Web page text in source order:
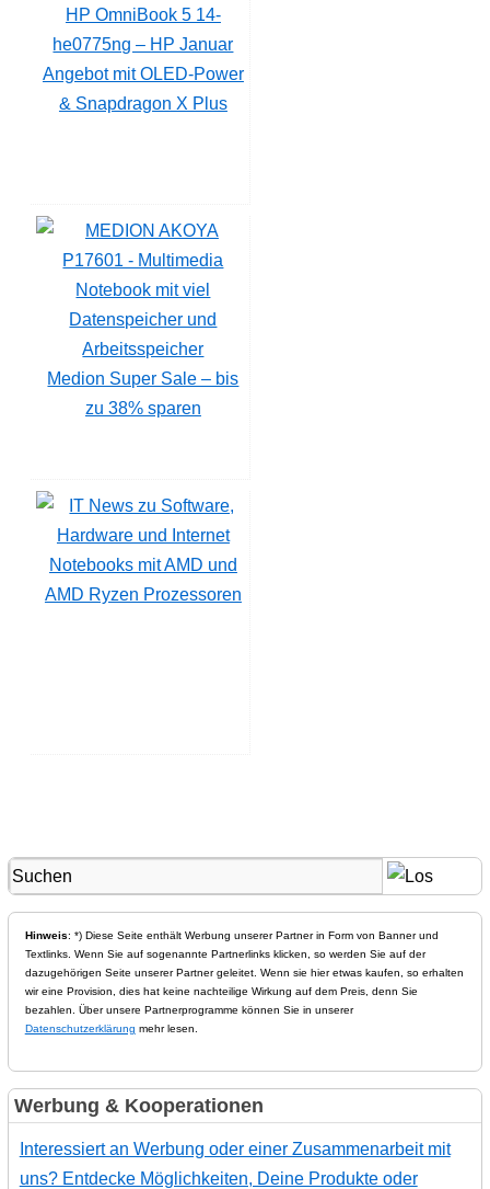
HP OmniBook 5 14-
he0775ng – HP Januar
Angebot mit OLED-Power
& Snapdragon X Plus
Medion Super Sale – bis
zu 38% sparen
Notebooks mit AMD und
AMD Ryzen Prozessoren
Hinweis: *) Diese Seite enthält Werbung unserer Partner in Form von Banner und
Textlinks. Wenn Sie auf sogenannte Partnerlinks klicken, so werden Sie auf der
dazugehörigen Seite unserer Partner geleitet. Wenn sie hier etwas kaufen, so erhalten
wir eine Provision, dies hat keine nachteilige Wirkung auf dem Preis, denn Sie
bezahlen. Über unsere Partnerprogramme können Sie in unserer
Datenschutzerklärung mehr lesen.
Werbung & Kooperationen
Interessiert an Werbung oder einer Zusammenarbeit mit
uns? Entdecke Möglichkeiten, Deine Produkte oder